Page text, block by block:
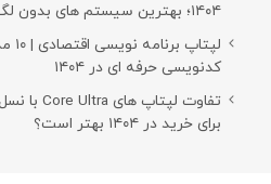
۱۴۰۴؛ بهترین سیستم های بدون لگ برای پروژه های سنگین
کدنویسی حرفه ای در ۱۴۰۴
برای خرید در ۱۴۰۴ بهتر است؟